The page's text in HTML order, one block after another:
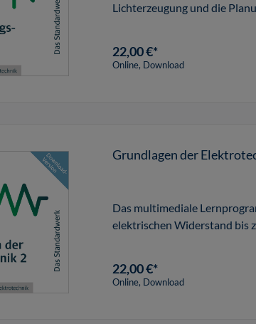
Lichterzeugung und die
22,00 €*
Online, Download
Grundlagen der
Das multimediale
elektrischen Widerstand bis
22,00 €*
Online, Download